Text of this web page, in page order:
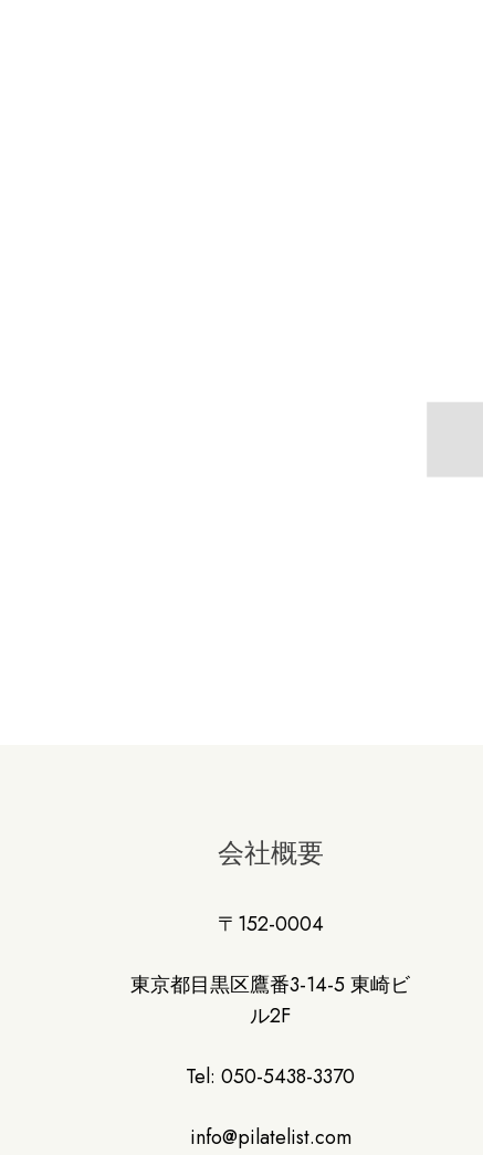
会社概要
〒152-0004
東京都目黒区鷹番3-14-5 東崎ビ
ル2F
Tel: 050-5438-3370
info@pilatelist.com